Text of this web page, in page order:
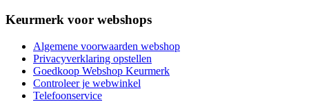
Keurmerk voor webshops
Algemene voorwaarden webshop
Privacyverklaring opstellen
Goedkoop Webshop Keurmerk
Controleer je webwinkel
Telefoonservice